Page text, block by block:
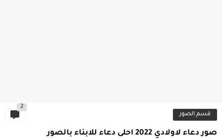
قسم الصور
2
صور دعاء لاولادي 2022 احلى دعاء للابناء بالصور